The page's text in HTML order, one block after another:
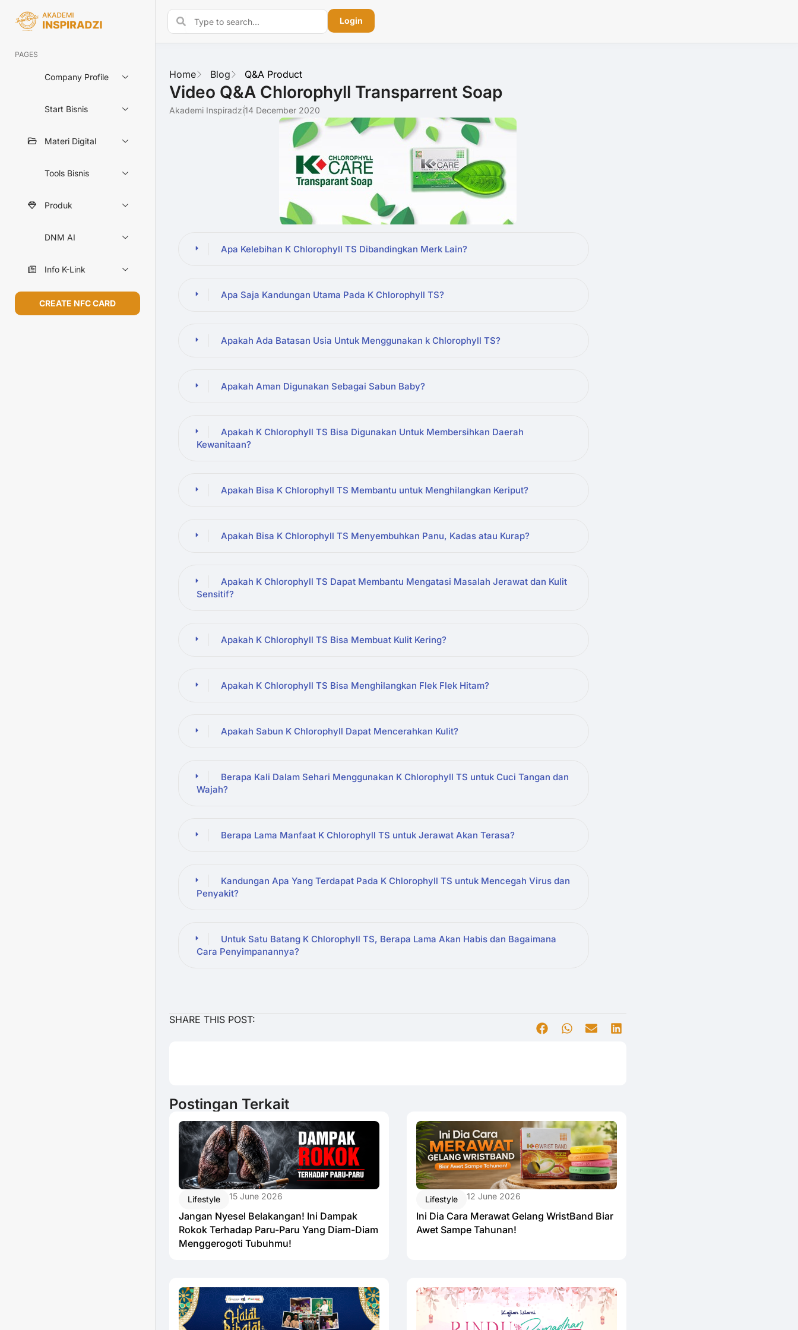
Login
PAGES
Company Profile
Start Bisnis
Materi Digital
Tools Bisnis
Produk
DNM AI
Info K-Link
CREATE NFC CARD
Home Blog Q&A Product
Video Q&A Chlorophyll Transparrent Soap
Akademi Inspiradzi14 December 2020
Apa Kelebihan K Chlorophyll TS Dibandingkan Merk Lain?
Apa Saja Kandungan Utama Pada K Chlorophyll TS?
Apakah Ada Batasan Usia Untuk Menggunakan k Chlorophyll TS?
Apakah Aman Digunakan Sebagai Sabun Baby?
Apakah K Chlorophyll TS Bisa Digunakan Untuk Membersihkan Daerah
Kewanitaan?
Apakah Bisa K Chlorophyll TS Membantu untuk Menghilangkan Keriput?
Apakah Bisa K Chlorophyll TS Menyembuhkan Panu, Kadas atau Kurap?
Apakah K Chlorophyll TS Dapat Membantu Mengatasi Masalah Jerawat dan Kulit
Sensitif?
Apakah K Chlorophyll TS Bisa Membuat Kulit Kering?
Apakah K Chlorophyll TS Bisa Menghilangkan Flek Flek Hitam?
Apakah Sabun K Chlorophyll Dapat Mencerahkan Kulit?
Berapa Kali Dalam Sehari Menggunakan K Chlorophyll TS untuk Cuci Tangan dan
Wajah?
Berapa Lama Manfaat K Chlorophyll TS untuk Jerawat Akan Terasa?
Kandungan Apa Yang Terdapat Pada K Chlorophyll TS untuk Mencegah Virus dan
Penyakit?
Untuk Satu Batang K Chlorophyll TS, Berapa Lama Akan Habis dan Bagaimana
Cara Penyimpanannya?
SHARE THIS POST:
Postingan Terkait
Lifestyle 15 June 2026
Jangan Nyesel Belakangan! Ini Dampak
Rokok Terhadap Paru-Paru Yang Diam-Diam
Menggerogoti Tubuhmu!
Lifestyle 12 June 2026
Ini Dia Cara Merawat Gelang WristBand Biar
Awet Sampe Tahunan!